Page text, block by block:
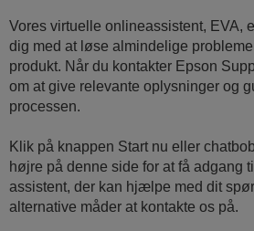
Vores virtuelle onlineassistent, EVA,
dig med at løse almindelige
produkt. Når du kontakter Epson
om at give relevante oplysninger og
processen.
Klik på knappen Start nu eller
højre på denne side for at få adgang
assistent, der kan hjælpe med dit
alternative måder at kontakte os på.